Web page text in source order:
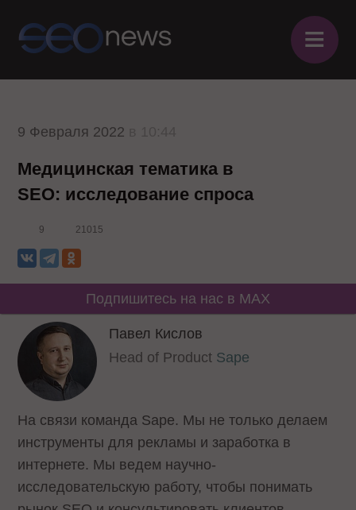
≡
9 Февраля 2022
Медицинская тематика в
SEO: исследование спроса
9 21015
Подпишитесь на нас в MAX
Павел Кислов
Head of Product Sape
На связи команда Sape. Мы не только делаем
инструменты для рекламы и заработка в
интернете. Мы ведем научно-
исследовательскую работу, чтобы понимать